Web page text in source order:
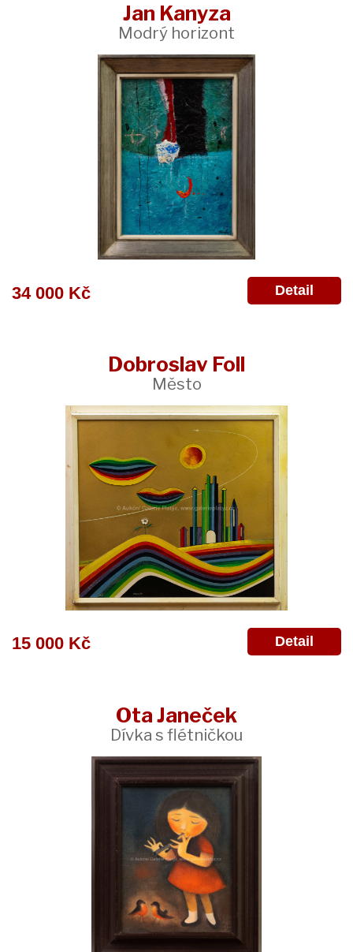
Jan Kanyza
Modrý horizont
34 000 Kč Detail
Dobroslav Foll
Město
15 000 Kč Detail
Ota Janeček
Dívka s flétničkou